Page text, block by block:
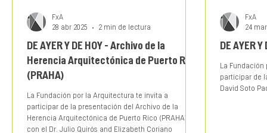
DE AYER Y DE HOY - Archivo de la
Herencia Arquitectónica de Puerto Rico
(PRAHA)
La Fundación por la Arquitectura te invita a
participar de la presentación del Archivo de la
Herencia Arquitectónica de Puerto Rico (PRAHA)
con el Dr. Julio Quirós and Elizabeth Coriano
FxA
28 abr 2025
2 min de lectura
DE AYER
La
participar de
David Soto
FxA
24